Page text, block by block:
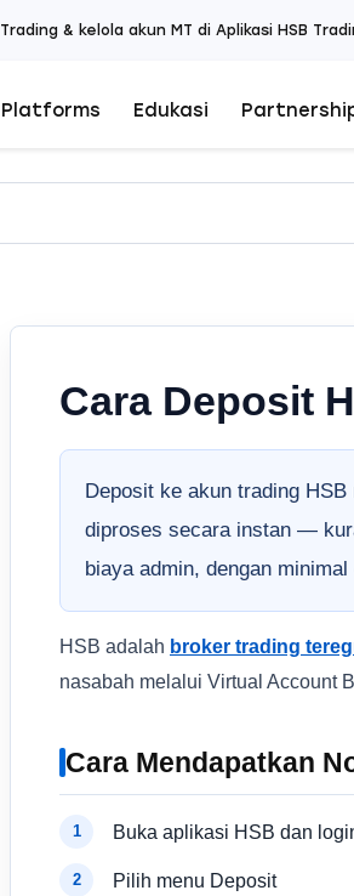
Trading & kelola akun MT di Aplikasi HSB
Platforms Edukasi
Cara Deposit
Deposit ke akun trading
diproses secara instan —
biaya admin, dengan
HSB adalah broker trading
nasabah melalui Virtual Account
Cara Mendapatkan
Buka aplikasi HSB dan
Pilih menu Deposit